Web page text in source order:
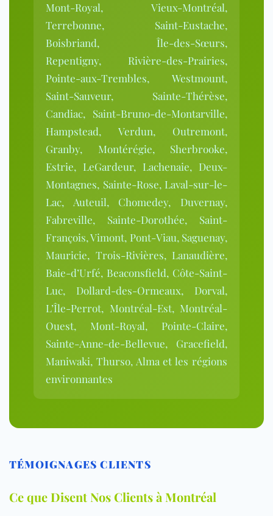
Mont-Royal, Vieux-Montréal,
Terrebonne, Saint-Eustache,
Boisbriand, Île-des-Sœurs,
Repentigny, Rivière-des-Prairies,
Pointe-aux-Trembles, Westmount,
Saint-Sauveur, Sainte-Thérèse,
Candiac, Saint-Bruno-de-Montarville,
Hampstead, Verdun, Outremont,
Granby, Montérégie, Sherbrooke,
Estrie, LeGardeur, Lachenaie, Deux-
Montagnes, Sainte-Rose, Laval-sur-le-
Lac, Auteuil, Chomedey, Duvernay,
Fabreville, Sainte-Dorothée, Saint-
François, Vimont, Pont-Viau, Saguenay,
Mauricie, Trois-Rivières, Lanaudière,
Baie-d’Urfé, Beaconsfield, Côte-Saint-
Luc, Dollard-des-Ormeaux, Dorval,
L’Île-Perrot, Montréal-Est, Montréal-
Ouest, Mont-Royal, Pointe-Claire,
Sainte-Anne-de-Bellevue, Gracefield,
Maniwaki, Thurso, Alma et les régions
environnantes
TÉMOIGNAGES CLIENTS
Ce que Disent Nos Clients à Montréal